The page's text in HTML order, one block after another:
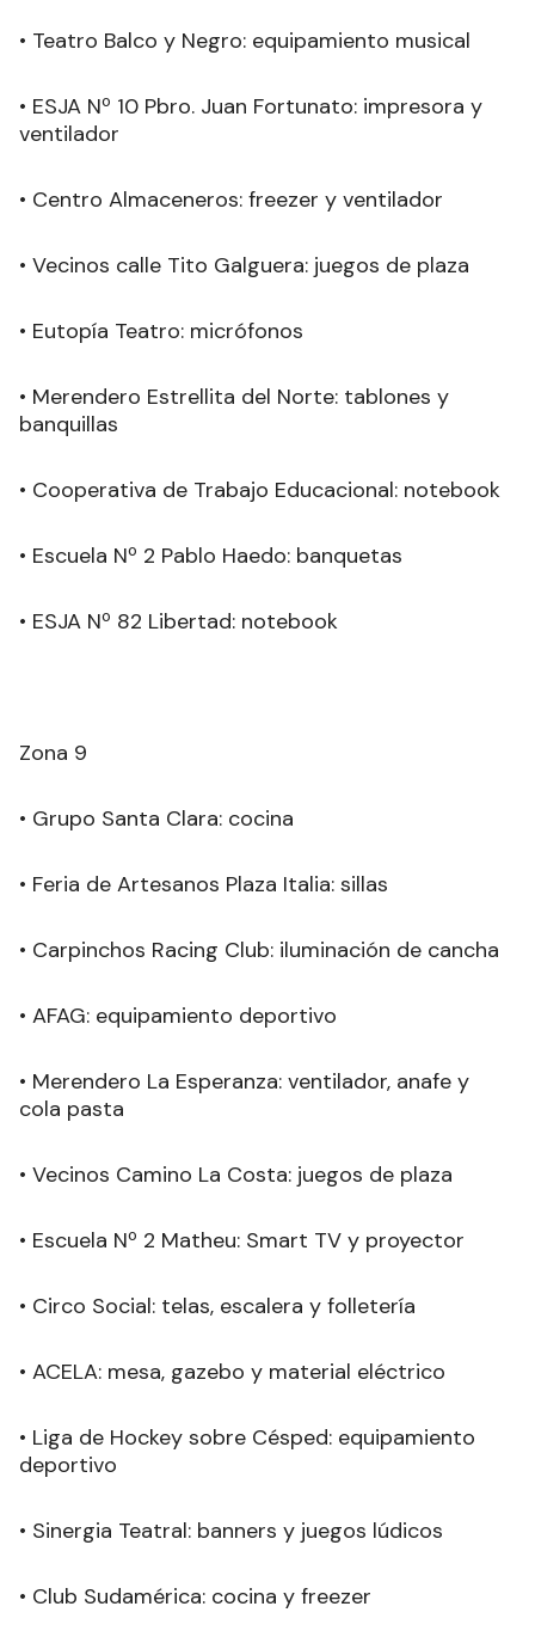
• Teatro Balco y Negro: equipamiento musical
• ESJA Nº 10 Pbro. Juan Fortunato: impresora y
ventilador
• Centro Almaceneros: freezer y ventilador
• Vecinos calle Tito Galguera: juegos de plaza
• Eutopía Teatro: micrófonos
• Merendero Estrellita del Norte: tablones y
banquillas
• Cooperativa de Trabajo Educacional: notebook
• Escuela Nº 2 Pablo Haedo: banquetas
• ESJA Nº 82 Libertad: notebook
Zona 9
• Grupo Santa Clara: cocina
• Feria de Artesanos Plaza Italia: sillas
• Carpinchos Racing Club: iluminación de cancha
• AFAG: equipamiento deportivo
• Merendero La Esperanza: ventilador, anafe y
cola pasta
• Vecinos Camino La Costa: juegos de plaza
• Escuela Nº 2 Matheu: Smart TV y proyector
• Circo Social: telas, escalera y folletería
• ACELA: mesa, gazebo y material eléctrico
• Liga de Hockey sobre Césped: equipamiento
deportivo
• Sinergia Teatral: banners y juegos lúdicos
• Club Sudamérica: cocina y freezer